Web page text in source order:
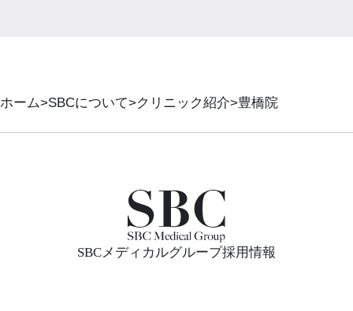
ホーム SBCについて クリニック紹介 豊橋院
SBCメディカルグループ採用情報